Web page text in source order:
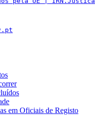
em Oficiais de Registo